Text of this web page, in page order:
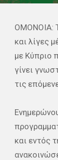
OMONOIA:
και λίγες
με Κύπριο
γίνει
τις
και εντός